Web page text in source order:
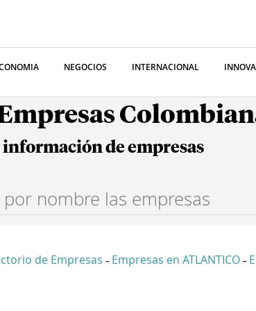
NEGOCIOS INTERNACIONAL
información de empresas
de Empresas - Empresas en ATLANTICO -